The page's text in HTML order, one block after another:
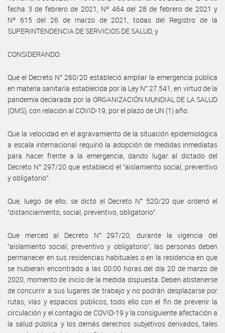
fecha 3 de febrero de 2021, Nº 464 del 28 de febrero de 2021 y
Nº 615 del 26 de marzo de 2021, todas del Registro de la
SUPERINTENDENCIA DE SERVICIOS DE SALUD, y
CONSIDERANDO:
Que el Decreto N° 260/20 estableció ampliar la emergencia pública
en materia sanitaria establecida por la Ley N° 27.541, en virtud de la
pandemia declarada por la ORGANIZACIÓN MUNDIAL DE LA SALUD
(OMS), con relación al COVID-19, por el plazo de UN (1) año.
Que la velocidad en el agravamiento de la situación epidemiológica
a escala internacional requirió la adopción de medidas inmediatas
para hacer frente a la emergencia, dando lugar al dictado del
Decreto N° 297/20 que estableció el “aislamiento social, preventivo
y obligatorio”.
Que, luego de ello, se dictó el Decreto N° 520/20 que ordenó el
“distanciamiento, social, preventivo, obligatorio”.
Que merced al Decreto N° 297/20, durante la vigencia del
“aislamiento social, preventivo y obligatorio”, las personas deben
permanecer en sus residencias habituales o en la residencia en que
se hubieran encontrado a las 00:00 horas del día 20 de marzo de
2020, momento de inicio de la medida dispuesta. Deben abstenerse
de concurrir a sus lugares de trabajo y no podrán desplazarse por
rutas, vías y espacios públicos, todo ello con el fin de prevenir la
circulación y el contagio de COVID-19 y la consiguiente afectación a
la salud pública y los demás derechos subjetivos derivados, tales